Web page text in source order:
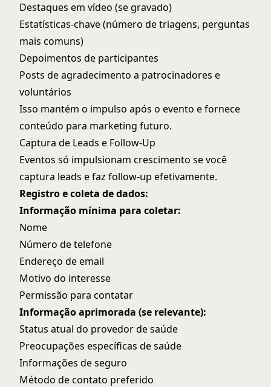
Destaques em vídeo (se gravado)
Estatísticas-chave (número de triagens, perguntas
mais comuns)
Depoimentos de participantes
Posts de agradecimento a patrocinadores e
voluntários
Isso mantém o impulso após o evento e fornece
conteúdo para marketing futuro.
Captura de Leads e Follow-Up
Eventos só impulsionam crescimento se você
captura leads e faz follow-up efetivamente.
Registro e coleta de dados:
Informação mínima para coletar:
Nome
Número de telefone
Endereço de email
Motivo do interesse
Permissão para contatar
Informação aprimorada (se relevante):
Status atual do provedor de saúde
Preocupações específicas de saúde
Informações de seguro
Método de contato preferido